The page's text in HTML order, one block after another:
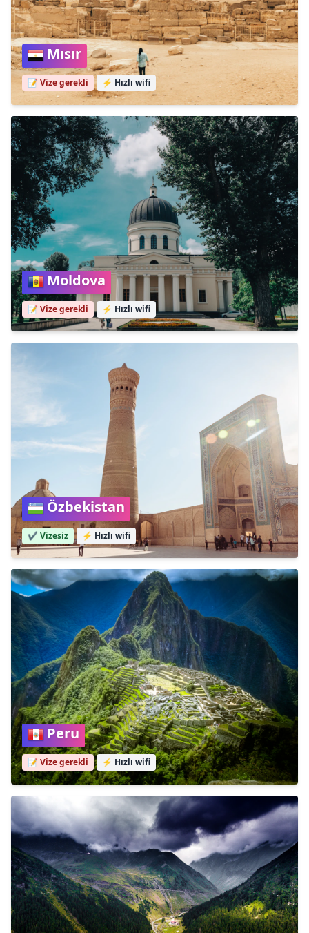
Mısır
📝 Vize gerekli ⚡ Hızlı wifi
Moldova
📝 Vize gerekli ⚡ Hızlı wifi
Özbekistan
✔️ Vizesiz ⚡ Hızlı wifi
Peru
📝 Vize gerekli ⚡ Hızlı wifi